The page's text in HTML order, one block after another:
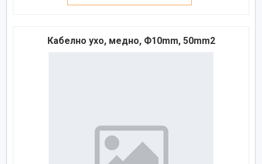
Кабелно ухо, медно, Ф10mm, 50mm2